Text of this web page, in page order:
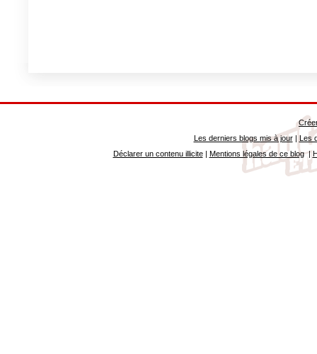
Les derniers blogs mis à jour| Les
Déclarer un contenu illicite| Mentions légales de ce blog|